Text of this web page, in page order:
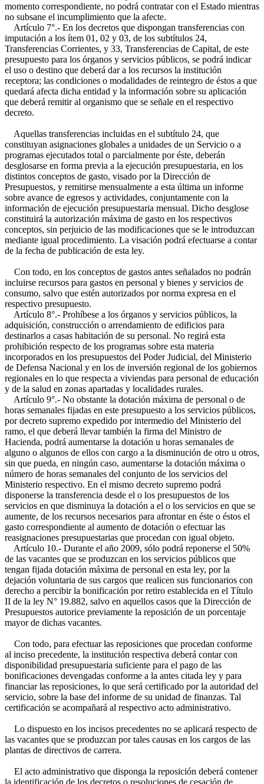
momento correspondiente, no podrá contratar con el Estado mientras
no subsane el incumplimiento que la afecte.
Artículo 7°.- En los decretos que dispongan transferencias con
imputación a los ítem 01, 02 y 03, de los subtítulos 24,
Transferencias Corrientes, y 33, Transferencias de Capital, de este
presupuesto para los órganos y servicios públicos, se podrá indicar
el uso o destino que deberá dar a los recursos la institución
receptora; las condiciones o modalidades de reintegro de éstos a que
quedará afecta dicha entidad y la información sobre su aplicación
que deberá remitir al organismo que se señale en el respectivo
decreto.
Aquellas transferencias incluidas en el subtítulo 24, que
constituyan asignaciones globales a unidades de un Servicio o a
programas ejecutados total o parcialmente por éste, deberán
desglosarse en forma previa a la ejecución presupuestaria, en los
distintos conceptos de gasto, visado por la Dirección de
Presupuestos, y remitirse mensualmente a esta última un informe
sobre avance de egresos y actividades, conjuntamente con la
información de ejecución presupuestaria mensual. Dicho desglose
constituirá la autorización máxima de gasto en los respectivos
conceptos, sin perjuicio de las modificaciones que se le introduzcan
mediante igual procedimiento. La visación podrá efectuarse a contar
de la fecha de publicación de esta ley.
Con todo, en los conceptos de gastos antes señalados no podrán
incluirse recursos para gastos en personal y bienes y servicios de
consumo, salvo que estén autorizados por norma expresa en el
respectivo presupuesto.
Artículo 8°.- Prohíbese a los órganos y servicios públicos, la
adquisición, construcción o arrendamiento de edificios para
destinarlos a casas habitación de su personal. No regirá esta
prohibición respecto de los programas sobre esta materia
incorporados en los presupuestos del Poder Judicial, del Ministerio
de Defensa Nacional y en los de inversión regional de los gobiernos
regionales en lo que respecta a viviendas para personal de educación
y de la salud en zonas apartadas y localidades rurales.
Artículo 9°.- No obstante la dotación máxima de personal o de
horas semanales fijadas en este presupuesto a los servicios públicos,
por decreto supremo expedido por intermedio del Ministerio del
ramo, el que deberá llevar también la firma del Ministro de
Hacienda, podrá aumentarse la dotación u horas semanales de
alguno o algunos de ellos con cargo a la disminución de otro u otros,
sin que pueda, en ningún caso, aumentarse la dotación máxima o
número de horas semanales del conjunto de los servicios del
Ministerio respectivo. En el mismo decreto supremo podrá
disponerse la transferencia desde el o los presupuestos de los
servicios en que disminuya la dotación a el o los servicios en que se
aumente, de los recursos necesarios para afrontar en éste o éstos el
gasto correspondiente al aumento de dotación o efectuar las
reasignaciones presupuestarias que procedan con igual objeto.
Artículo 10.- Durante el año 2009, sólo podrá reponerse el 50%
de las vacantes que se produzcan en los servicios públicos que
tengan fijada dotación máxima de personal en esta ley, por la
dejación voluntaria de sus cargos que realicen sus funcionarios con
derecho a percibir la bonificación por retiro establecida en el Título
II de la ley N° 19.882, salvo en aquellos casos que la Dirección de
Presupuestos autorice previamente la reposición de un porcentaje
mayor de dichas vacantes.
Con todo, para efectuar las reposiciones que procedan conforme
al inciso precedente, la institución respectiva deberá contar con
disponibilidad presupuestaria suficiente para el pago de las
bonificaciones devengadas conforme a la antes citada ley y para
financiar las reposiciones, lo que será certificado por la autoridad del
servicio, sobre la base del informe de su unidad de finanzas. Tal
certificación se acompañará al respectivo acto administrativo.
Lo dispuesto en los incisos precedentes no se aplicará respecto de
las vacantes que se produzcan por tales causas en los cargos de las
plantas de directivos de carrera.
El acto administrativo que disponga la reposición deberá contener
la identificación de los decretos o resoluciones de cesación de